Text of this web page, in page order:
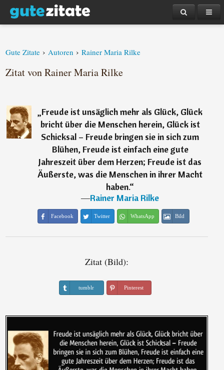
Gute Zitate › Autoren › Rainer Maria Rilke
Zitat von Rainer Maria Rilke
„Freude ist unsäglich mehr als Glück, Glück
bricht über die Menschen herein, Glück ist
Schicksal – Freude bringen sie in sich zum
Blühen, Freude ist einfach eine gute
Jahreszeit über dem Herzen; Freude ist das
Äußerste, was die Menschen in ihrer Macht
haben.“
―Rainer Maria Rilke
Facebook Twitter WhatsApp Bild
Zitat (Bild):
tumblr Pinterest